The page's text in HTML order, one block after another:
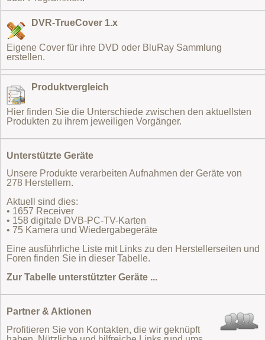
DVR-TrueCover 1.x
Eigene Cover für ihre DVD oder BluRay Sammlung
erstellen.
Produktvergleich
Hier finden Sie die Unterschiede zwischen den aktuellsten
Produkten zu ihrem jeweiligen Vorgänger.
Unterstützte Geräte
Unsere Produkte verarbeiten Aufnahmen der Geräte von
278 Herstellern.
Aktuell sind dies:
• 1657 Receiver
• 158 digitale DVB-PC-TV-Karten
• 75 Kamera und Wiedergabegeräte
Eine ausführliche Liste mit Links zu den Herstellerseiten und
Foren finden Sie in dieser Tabelle.
Zur Tabelle unterstützter Geräte ...
Partner & Aktionen
Profitieren Sie von Kontakten, die wir geknüpft